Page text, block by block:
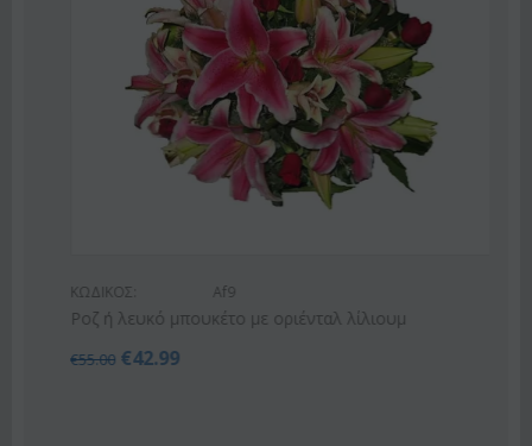
ΚΩΔΙΚΟΣ: Af9
Ροζ ή λευκό μπουκέτο με οριένταλ λίλιουμ
55.00 € 42.99